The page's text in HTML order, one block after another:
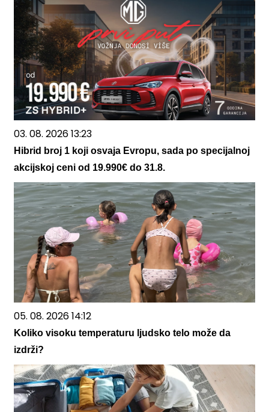
03. 08. 2026 13:23
Hibrid broj 1 koji osvaja Evropu, sada po specijalnoj
akcijskoj ceni od 19.990€ do 31.8.
05. 08. 2026 14:12
Koliko visoku temperaturu ljudsko telo može da
izdrži?